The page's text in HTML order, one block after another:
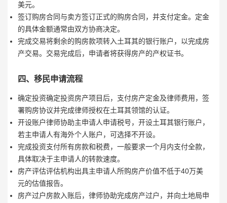
美元。
签订购房合同与卖方签订正式的购房合同，并支付定金。定金
的具体金额通常由双方协商决定。
完成交易将剩余的购房款项转入土耳其的银行账户，以完成房
产交易。交易完成后，申请者将获得房产的产权证书。
四、移民申请流程
确定投资确定投资房产项目后，支付房产定金及律师费用，签
署购房协议并完成律师授权在土耳其领馆的认证。
开设账户律师协助主申请人申请税号，开设土耳其银行账户，
若主申请人有海外个人账户，可选择不开设。
完成投资支付所有房款和税费，一般要求一个月内支付全款，
具体取决于主申请人的转款速度。
房产评估评估机构出具主申请人所购房产价值不低于40万美
元的估值报告。
房产过户房款入账后，律师协助完成房产过户，并向土地局申